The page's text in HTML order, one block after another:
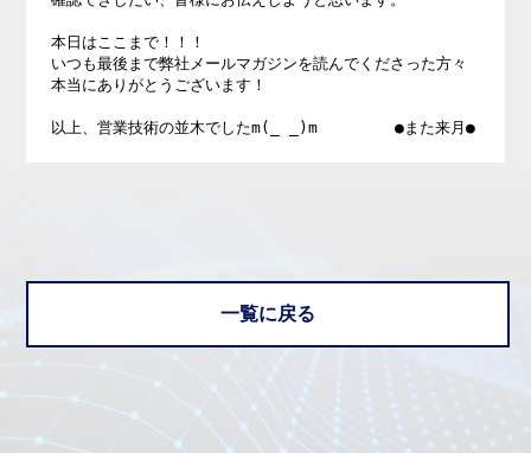
本日はここまで！！！
いつも最後まで弊社メールマガジンを読んでくださった方々
本当にありがとうございます！
以上、営業技術の並木でしたm(_ _)m　　　　　●また来月●
一覧に戻る